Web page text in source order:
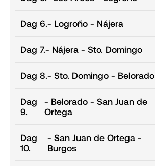
Dag 6.- Logroño - Nájera
Dag 7.- Nájera - Sto. Domingo
Dag 8.- Sto. Domingo - Belorado
Dag
9.
- Belorado - San Juan de
Ortega
Dag
10.
- San Juan de Ortega -
Burgos